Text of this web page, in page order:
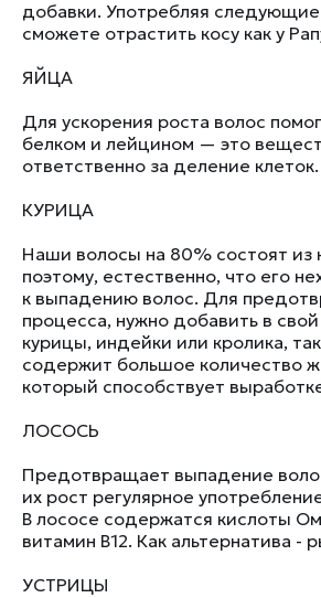
добавки. Употребляя
сможете отрастить косу как у
ЯЙЦА
Для ускорения роста волос
белком и лейцином — это
ответственно за деление клеток.
КУРИЦА
Наши волосы на 80% состоят из
поэтому, естественно, что его
к выпадению волос. Для
процесса, нужно добавить в
курицы, индейки или кролика,
содержит большое количество
который способствует
ЛОСОСЬ
Предотвращает выпадение
их рост регулярное
В лососе содержатся кислоты
витамин В12. Как альтернатива -
УСТРИЦЫ